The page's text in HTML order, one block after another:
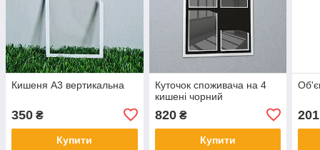
Кишеня А3 вертикальна
350 ₴
Купити
Куточок споживача на 4
кишені чорний
820₴
Купити
201